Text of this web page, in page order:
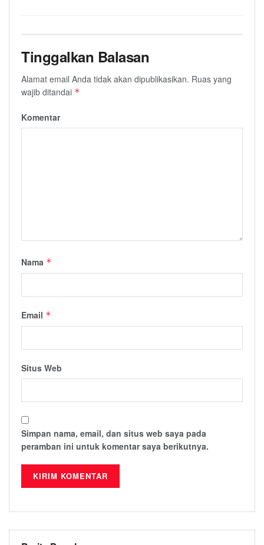
Tinggalkan Balasan
Alamat email Anda tidak akan dipublikasikan. Ruas yang
wajib ditandai *
Komentar
Nama *
Email *
Situs Web
Simpan nama, email, dan situs web saya pada
peramban ini untuk komentar saya berikutnya.